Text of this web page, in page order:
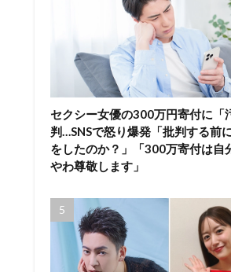
セクシー女優の300万円寄付に「
判…SNSで怒り爆発「批判する前
をしたのか？」「300万寄付は自
やわ尊敬します」